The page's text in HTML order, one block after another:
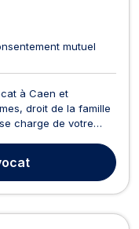
mutuel
à Caen et
droit de la famille
charge de votre
les différentes
d...